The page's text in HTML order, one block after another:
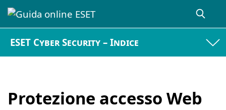
ESET Cyber Security – Indice
Protezione accesso Web